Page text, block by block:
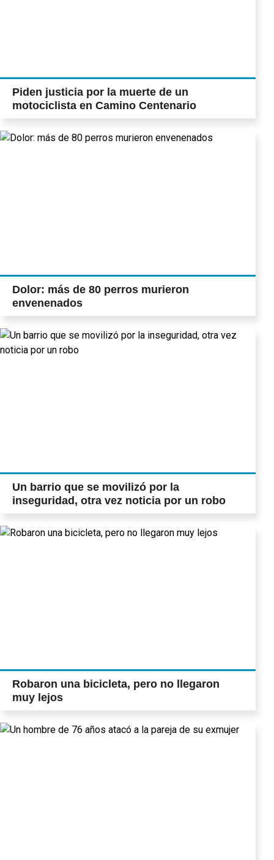
Piden justicia por la muerte de un
motociclista en Camino Centenario
Dolor: más de 80 perros murieron
envenenados
Un barrio que se movilizó por la
inseguridad, otra vez noticia por un robo
Robaron una bicicleta, pero no llegaron
muy lejos